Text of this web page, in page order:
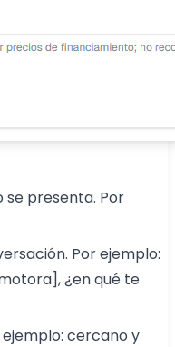
se presenta. Por
Por ejemplo:
¿en qué te
cercano y